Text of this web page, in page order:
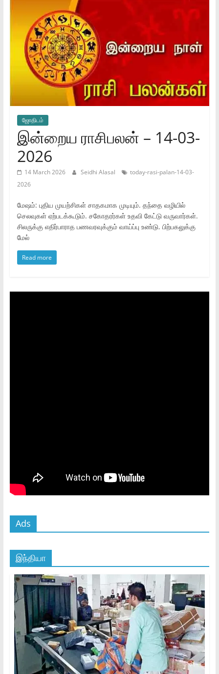
ஜோ‌திட‌ம்
இன்றைய ராசிபலன் – 14-03-
2026
14 March 2026 Seidhi Alasal
today-rasi-palan-14-03-
2026
மேஷம்: புதிய முயற்சிகள் சாதகமாக முடியும். தந்தை வழியில்
செலவுகள் ஏற்படக்கூடும். சகோதரர்கள் உதவி கேட்டு வருவார்கள்.
சிலருக்கு எதிர்பாராத பணவரவுக்கும் வாய்ப்பு உண்டு. பிற்பகலுக்கு
மேல்
Read more
Ads
இந்தியா